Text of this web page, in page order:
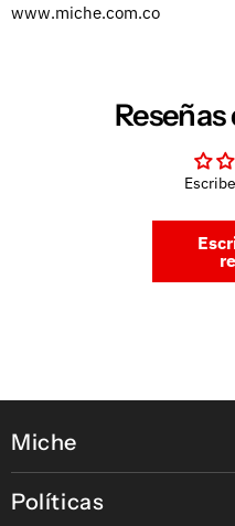
www.miche.com.co
Miche
Nuestras tiendas
Políticas